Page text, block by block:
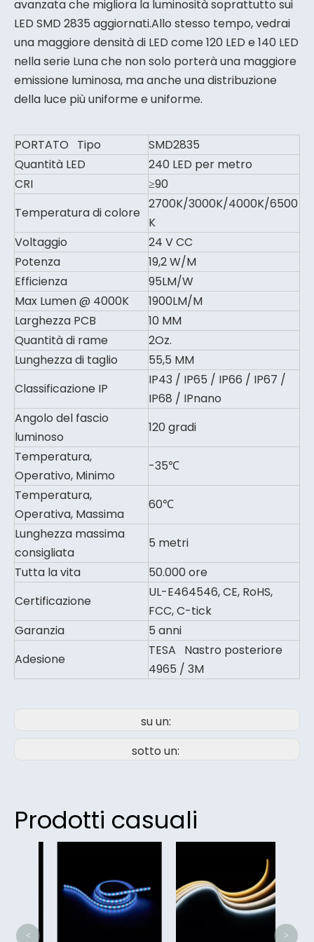
avanzata che migliora la luminosità soprattutto sui
LED SMD 2835 aggiornati.Allo stesso tempo, vedrai
una maggiore densità di LED come 120 LED e 140 LED
nella serie Luna che non solo porterà una maggiore
emissione luminosa, ma anche una distribuzione
della luce più uniforme e uniforme.
PORTATO Tipo
SMD2835
Quantità LED
240 LED per metro
CRI
≥90
Temperatura di colore
2700K/3000K/4000K/6500
K
Voltaggio
24 V CC
Potenza
19,2 W/M
Efficienza
95LM/W
Max Lumen @ 4000K
1900LM/M
Larghezza PCB
10 MM
Quantità di rame
2Oz.
Lunghezza di taglio
55,5 MM
Classificazione IP
IP43 / IP65 / IP66 / IP67 /
IP68 / IPnano
Angolo del fascio
luminoso
120 gradi
Temperatura,
Operativo, Minimo
-35℃
Temperatura,
Operativa, Massima
60℃
Lunghezza massima
consigliata
5 metri
Tutta la vita
50.000 ore
Certificazione
UL-E464546, CE, RoHS,
FCC, C-tick
Garanzia
5 anni
Adesione
TESA Nastro posteriore
4965 / 3M
su un:
sotto un:
Prodotti casuali
< >